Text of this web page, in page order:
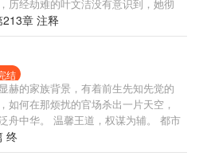
历经劫难的叶文洁没有意识到，她彻
命运。地球文明向宇宙发出的第一声
中心，以光速向宇宙深处飞驰…… 四
明”正苦苦挣扎——三颗无规则运行的
余次毁灭与重生逼迫他们逃离母星。
们接收到了地球发来的信息。在运用
人的基础科学之后。三体人庞大的宇
球进发…… 人类的末日悄然来临。
章 注释
结
赫的家族背景，有着前生先知先觉的
如何在那烦扰的官场杀出一片天空，
舟中华。 温馨王道，权谋为辅。 都市
。 不一样的都市官场文，轻松而不幼
俗共赏。
终